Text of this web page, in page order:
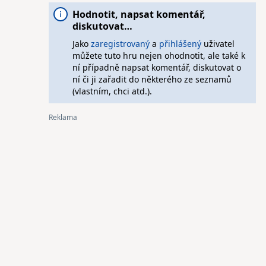
Hodnotit, napsat komentář,
diskutovat…
Jako zaregistrovanýa přihlášenýuživatel
můžete tuto hru nejen ohodnotit, ale také k
ní případně napsat komentář, diskutovat o
ní či ji zařadit do některého ze seznamů
(vlastním, chci atd.).